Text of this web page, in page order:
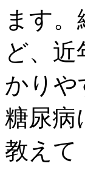
ます
ど、
かりや
糖尿病
教えて